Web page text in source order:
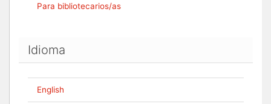
Para bibliotecarios/as
Idioma
English